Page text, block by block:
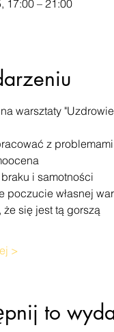
17:00 – 21:00
warsztaty
z
i samotności
poczucie własnej
się jest tą gorszą
>
to